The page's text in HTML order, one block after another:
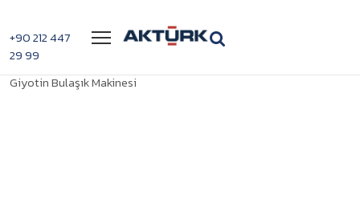
+90 212 447
29 99
Menü
Giyotin Bulaşık Makinesi